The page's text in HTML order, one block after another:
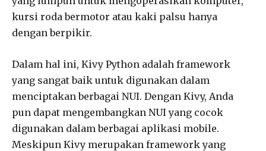
kursi roda bermotor atau kaki palsu hanya
dengan berpikir.
Dalam hal ini, Kivy Python adalah framework
yang sangat baik untuk digunakan dalam
menciptakan berbagai NUI. Dengan Kivy, Anda
pun dapat mengembangkan NUI yang cocok
digunakan dalam berbagai aplikasi mobile.
Meskipun Kivy merupakan framework yang